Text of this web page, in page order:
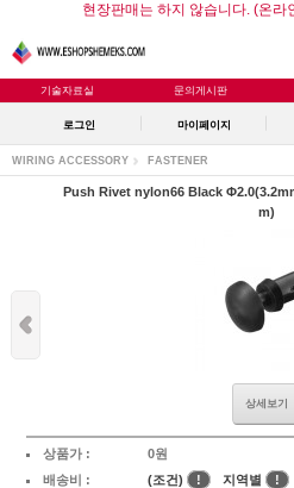
현장판매는 하지 않습니다. (온라
기술자료실 문의게시판
로그인 마이페이지
WIRING ACCESSORY FASTENER
Push Rivet nylon66 Black
m)
상세보기
상품가 :
0원
배송비 :
(조건) ! 지역별 !